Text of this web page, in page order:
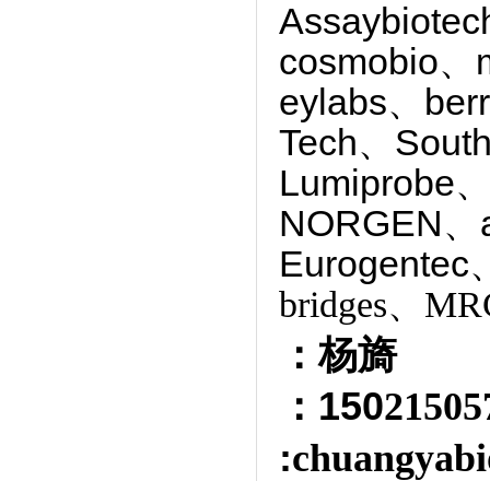
cosmobio、
eylabs、
Tech、
Lumiprobe
NORGEN、
Eurogentec
bridges、
：杨旖
：150
: